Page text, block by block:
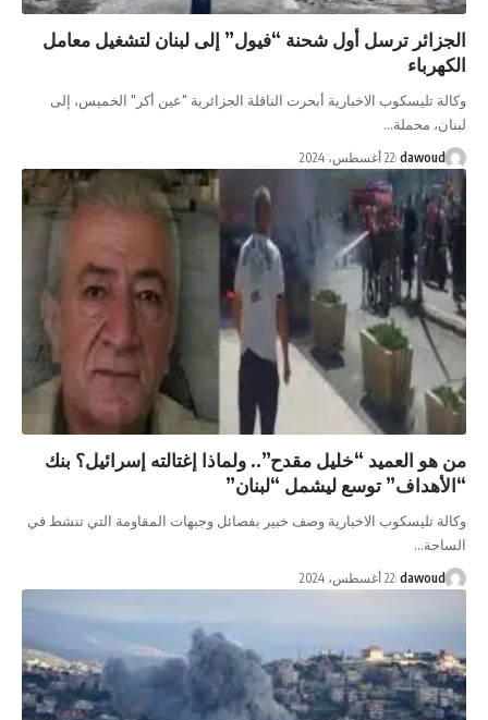
الجزائر ترسل أول شحنة “فيول” إلى لبنان لتشغيل معامل
الكهرباء
وكالة تليسكوب الاخبارية أبحرت الناقلة الجزائرية "عين أكر" الخميس، إلى
لبنان، محملة…
dawoud 22 أغسطس، 2024
من هو العميد “خليل مقدح”.. ولماذا إغتالته إسرائيل؟ بنك
“الأهداف” توسع ليشمل “لبنان”
وكالة تليسكوب الاخبارية وصف خبير بفصائل وجبهات المقاومة التي تنشط في
الساحة…
dawoud 22 أغسطس، 2024